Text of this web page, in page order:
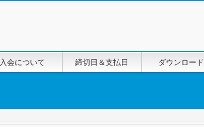
入会について 締切日＆支払日 ダウンロード